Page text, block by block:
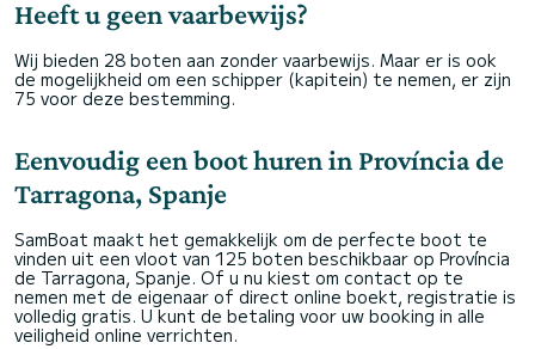
Heeft u geen vaarbewijs?
Wij bieden 28 boten aan zonder vaarbewijs. Maar er is ook
de mogelijkheid om een schipper (kapitein) te nemen, er zijn
75 voor deze bestemming.
Eenvoudig een boot huren in Província de
Tarragona, Spanje
SamBoat maakt het gemakkelijk om de perfecte boot te
vinden uit een vloot van 125 boten beschikbaar op Província
de Tarragona, Spanje. Of u nu kiest om contact op te
nemen met de eigenaar of direct online boekt, registratie is
volledig gratis. U kunt de betaling voor uw booking in alle
veiligheid online verrichten.